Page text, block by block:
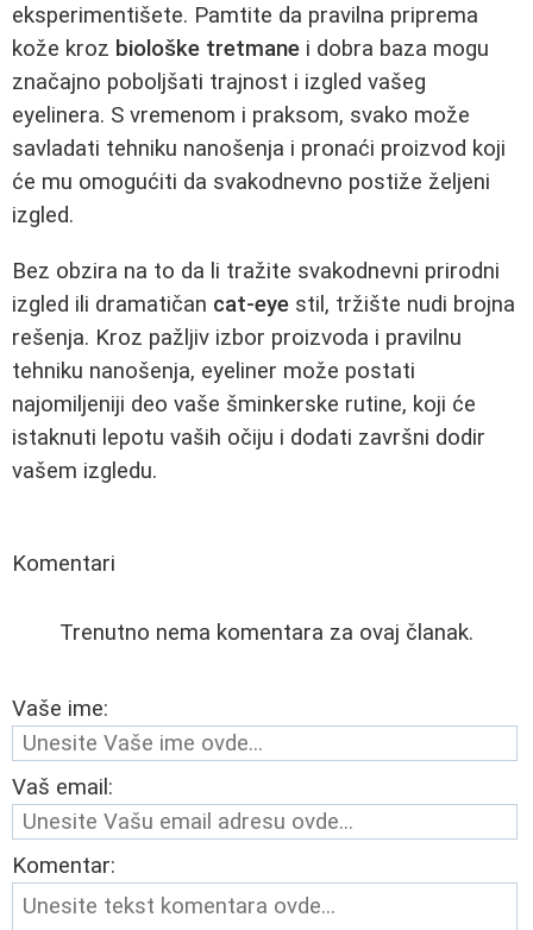
eksperimentišete. Pamtite da pravilna priprema
kože kroz biološke tretmane i dobra baza mogu
značajno poboljšati trajnost i izgled vašeg
eyelinera. S vremenom i praksom, svako može
savladati tehniku nanošenja i pronaći proizvod koji
će mu omogućiti da svakodnevno postiže željeni
izgled.
Bez obzira na to da li tražite svakodnevni prirodni
izgled ili dramatičan cat-eye stil, tržište nudi brojna
rešenja. Kroz pažljiv izbor proizvoda i pravilnu
tehniku nanošenja, eyeliner može postati
najomiljeniji deo vaše šminkerske rutine, koji će
istaknuti lepotu vaših očiju i dodati završni dodir
vašem izgledu.
Komentari
Trenutno nema komentara za ovaj članak.
Vaše ime:
Vaš email:
Komentar: